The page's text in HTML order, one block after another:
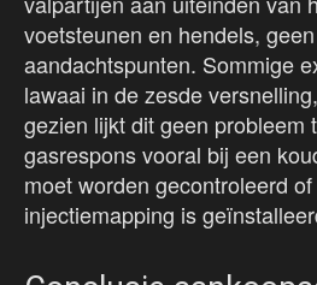
voetsteunen en hendels,
aandachtspunten. Sommige
lawaai in de zesde
gezien lijkt dit geen probleem
gasrespons vooral bij een
moet worden gecontroleerd
injectiemapping is